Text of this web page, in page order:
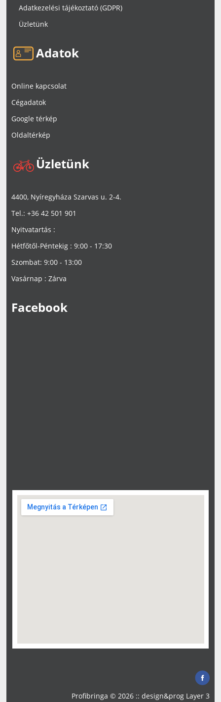
Adatkezelési tájékoztató (GDPR)
Üzletünk
Adatok
Online kapcsolat
Cégadatok
Google térkép
Oldaltérkép
Üzletünk
4400, Nyíregyháza Szarvas u. 2-4.
Tel.: +36 42 501 901
Nyitvatartás :
Hétfőtől-Péntekig : 9:00 - 17:30
Szombat: 9:00 - 13:00
Vasárnap : Zárva
Facebook
Profibringa © 2026 :: design&prog Layer 3